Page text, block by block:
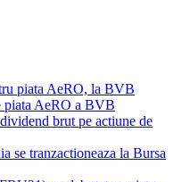
piata AeRO, la BVB
piata AeRO a BVB
brut pe actiune de
se tranzactioneaza la Bursa